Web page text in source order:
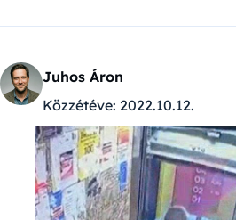
Juhos Áron
Közzétéve: 2022.10.12.